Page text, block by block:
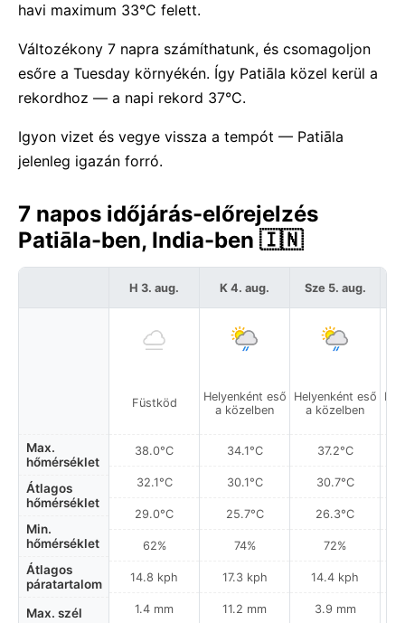
havi maximum 33°C felett.
Változékony 7 napra számíthatunk, és csomagoljon
esőre a Tuesday környékén. Így Patiāla közel kerül a
rekordhoz — a napi rekord 37°C.
Igyon vizet és vegye vissza a tempót — Patiāla
jelenleg igazán forró.
7 napos időjárás-előrejelzés
Patiāla-ben, India-ben 🇮🇳
Max.
hőmérséklet
Átlagos
hőmérséklet
Min.
hőmérséklet
Átlagos
páratartalom
Max. szél
H 3. aug.
Füstköd
38.0°C
32.1°C
29.0°C
62%
14.8 kph
1.4 mm
K 4. aug.
Helyenként eső
a közelben
34.1°C
30.1°C
25.7°C
74%
17.3 kph
11.2 mm
Sze 5. aug.
Helyenként eső
a közelben
37.2°C
30.7°C
26.3°C
72%
14.4 kph
3.9 mm